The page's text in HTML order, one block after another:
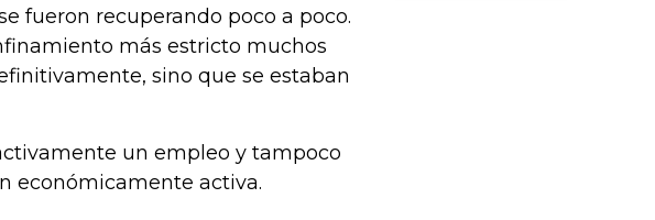
fueron recuperando poco a poco.
más estricto muchos
sino que se estaban
un empleo y tampoco
económicamente activa.